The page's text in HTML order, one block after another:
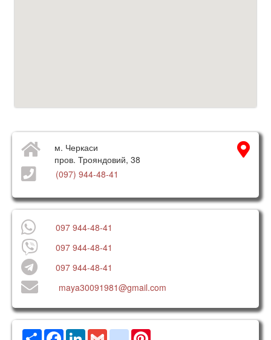
м. Черкаси
пров. Трояндовий, 38
(097) 944-48-41
097 944-48-41
097 944-48-41
097 944-48-41
maya30091981@gmail.com
РесурсFacebook
LinkedInGmail google_bookmarks